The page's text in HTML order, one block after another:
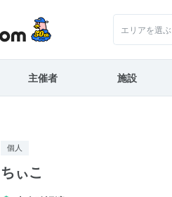
エリアを選ぶ
主催者 施設
個人
ちぃこ